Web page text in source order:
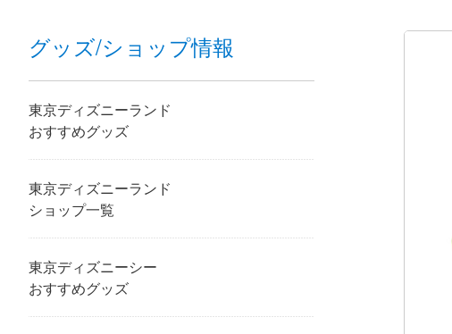
グッズ/ショップ情報
東京ディズニーランド
おすすめグッズ
東京ディズニーランド
ショップ一覧
東京ディズニーシー
おすすめグッズ